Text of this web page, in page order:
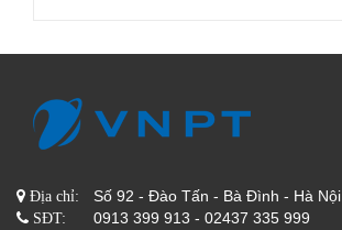
Địa chỉ: Số 92 - Đào Tấn - Bà Đình - Hà Nội
SĐT: 0913 399 913 - 02437 335 999